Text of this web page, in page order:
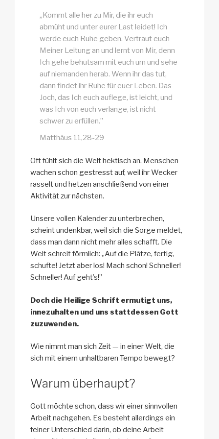
„Kommt alle her zu Mir, die ihr euch
abmüht und unter eurer Last leidet! Ich
werde euch Ruhe geben. Vertraut euch
Meiner Leitung an und lernt von Mir, denn
Ich gehe behutsam mit euch um und sehe
auf niemanden herab. Wenn ihr das tut,
dann findet ihr Ruhe für euer Leben. Das
Joch, das Ich euch auflege, ist leicht, und
was Ich von euch verlange, ist nicht
schwer zu erfüllen.”
Matthäus 11,28-29
Oft fühlt sich die Welt hektisch an. Menschen
wachen schon gestresst auf, weil ihr Wecker
rasselt und hetzen anschließend von einer
Aktivität zur nächsten.
Unsere vollen Kalender zu unterbrechen,
scheint undenkbar, weil sich die Sorge meldet,
dass man dann nicht mehr alles schafft. Die
Welt schreit förmlich: „Auf die Plätze, fertig,
schufte! Jetzt aber los! Mach schon! Schneller!
Schneller! Auf geht’s!”
Doch die Heilige Schrift ermutigt uns,
innezuhalten und uns stattdessen Gott
zuzuwenden.
Wie nimmt man sich Zeit — in einer Welt, die
sich mit einem unhaltbaren Tempo bewegt?
Warum überhaupt?
Gott möchte schon, dass wir einer sinnvollen
Arbeit nachgehen. Es besteht allerdings ein
feiner Unterschied darin, ob deine Arbeit